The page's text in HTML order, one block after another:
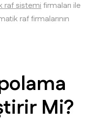
raf sistemifirmaları ile
raf firmalarının
Mi?